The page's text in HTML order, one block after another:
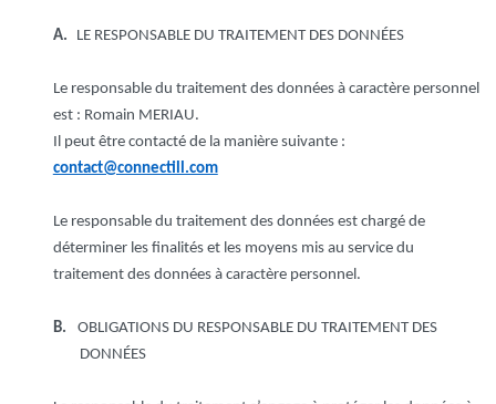
A. LE RESPONSABLE DU TRAITEMENT DES DONNÉES
Le responsable du traitement des données à caractère personnel
est : Romain MERIAU.
Il peut être contacté de la manière suivante :
contact@connectill.com
Le responsable du traitement des données est chargé de
déterminer les finalités et les moyens mis au service du
traitement des données à caractère personnel.
B.
OBLIGATIONS DU RESPONSABLE DU TRAITEMENT DES
DONNÉES